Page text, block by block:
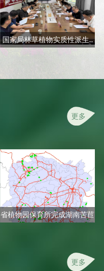
国家局林草植物实质性派生..
更多
省植物园保育所完成湖南苦苣
更多